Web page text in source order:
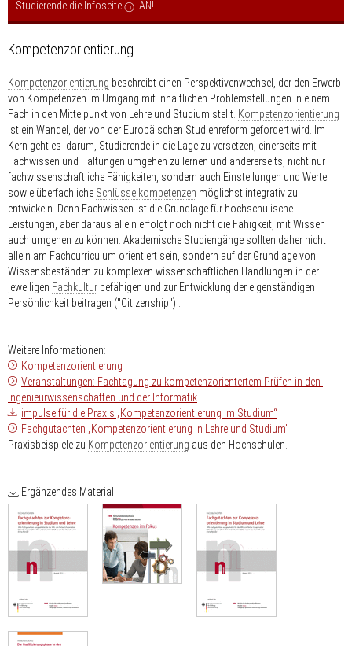
Studierende die Infoseite
AN!
Kompetenzorientierung
Kompetenzorientierung beschreibt einen Perspektivenwechsel, der den Erwerb
von Kompetenzen im Umgang mit inhaltlichen Problemstellungen in einem
Fach in den Mittelpunkt von Lehre und Studium stellt. Kompetenzorientierung
ist ein Wandel, der von der Europäischen Studienreform gefordert wird. Im
Kern geht es darum, Studierende in die Lage zu versetzen, einerseits mit
Fachwissen und Haltungen umgehen zu lernen und andererseits, nicht nur
fachwissenschaftliche Fähigkeiten, sondern auch Einstellungen und Werte
sowie überfachliche Schlüsselkompetenzen möglichst integrativ zu
entwickeln. Denn Fachwissen ist die Grundlage für hochschulische
Leistungen, aber daraus allein erfolgt noch nicht die Fähigkeit, mit Wissen
auch umgehen zu können. Akademische Studiengänge sollten daher nicht
allein am Fachcurriculum orientiert sein, sondern auf der Grundlage von
Wissensbeständen zu komplexen wissenschaftlichen Handlungen in der
jeweiligen Fachkultur befähigen und zur Entwicklung der eigenständigen
Persönlichkeit beitragen ("Citizenship") .
Weitere Informationen:
Kompetenzorientierung
Veranstaltungen: Fachtagung zu kompetenzorientertem Prüfen in den
Ingenieur­wissenschaften und der Informatik
impulse für die Praxis „Kompetenzorientierung im Studium“
Fachgutachten „Kompetenzorientierung in Lehre und Studium"
Praxisbeispiele zu Kompetenzorientierung aus den Hochschulen.
Ergänzendes Material: